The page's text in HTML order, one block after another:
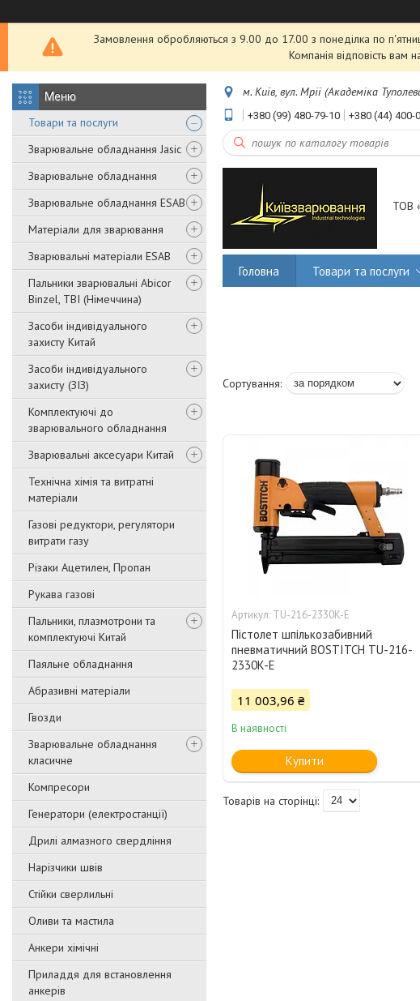
Замовлення обробляються з 9.00 до 17.00 з понеділка по
Компанія відповість
Товари та послуги
Зварювальне обладнання Jasic
Зварювальне обладнання
Зварювальне обладнання ESAB
Матеріали для зварювання
Зварювальні матеріали ESAB
Пальники зварювальні Abicor
Binzel, TBI (Німеччина)
Засоби індивідуального
захисту Китай
Засоби індивідуального
захисту (ЗІЗ)
Комплектуючі до
зварювального обладнання
Зварювальні аксесуари Китай
Технічна хімія та витратні
матеріали
Газові редуктори, регулятори
витрати газу
Різаки Ацетилен, Пропан
Рукава газові
Пальники, плазмотрони та
комплектуючі Китай
Паяльне обладнання
Абразивні матеріали
Гвозди
Зварювальне обладнання
класичне
Компресори
Генератори (електростанції)
Дрилі алмазного свердління
Нарізчики швів
Стійки сверлильні
Оливи та мастила
Анкери хімічні
Приладдя для встановлення
анкерів
м. Київ, вул. Мрії (Академіка
+380 (99) 480-79-10 +380 (44) 400-
ТОВ
Головна Товари та послуги
TU-216-2330K-E
Пістолет шпількозабивний
пневматичний BOSTITCH TU-216-
2330K-E
11 003,96 ₴
В наявності
Купити